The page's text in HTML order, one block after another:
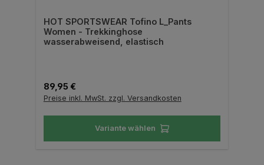
HOT SPORTSWEAR Tofino L_Pants
Women - Trekkinghose
wasserabweisend, elastisch
Regulärer Preis:
89,95 €
Preise inkl. MwSt. zzgl. Versandkosten
Variante wählen